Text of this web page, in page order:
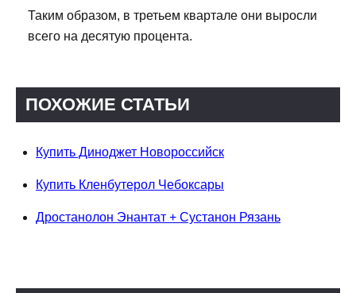
Таким образом, в третьем квартале они выросли
всего на десятую процента.
ПОХОЖИЕ СТАТЬИ
Купить Диноджет Новороссийск
Купить Кленбутерол Чебоксары
Дростанолон Энантат + Сустанон Рязань